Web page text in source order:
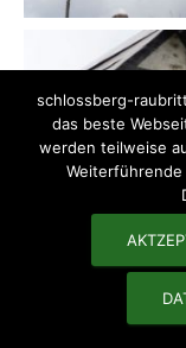
schlossberg-
das beste
werden teilweise